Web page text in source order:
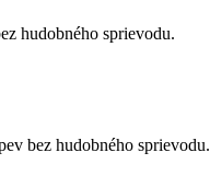
hudobného sprievodu.
bez hudobného sprievodu.